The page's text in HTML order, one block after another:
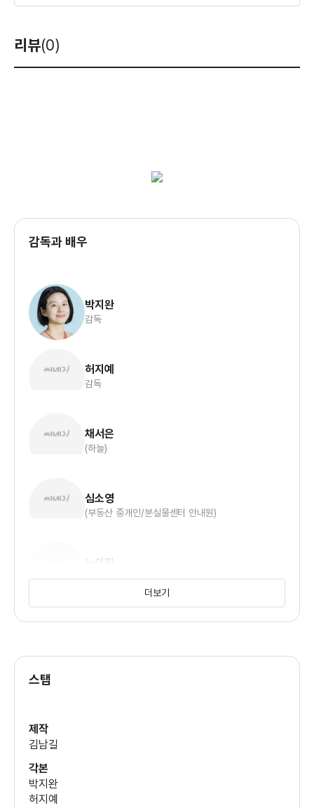
리뷰(0)
감독과 배우
박지완
감독
허지예
감독
채서은
(하늘)
심소영
(부동산 중개인/분실물센터 안내원)
노이진
(영희)
더보기
스탭
제작
김남길
각본
박지완
허지예